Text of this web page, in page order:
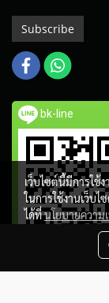
Subscribe
bk-line
เว็บไซต์นี้มีการใ
ในการใช้งานเว็บ
ได้ที่นโยบายความ